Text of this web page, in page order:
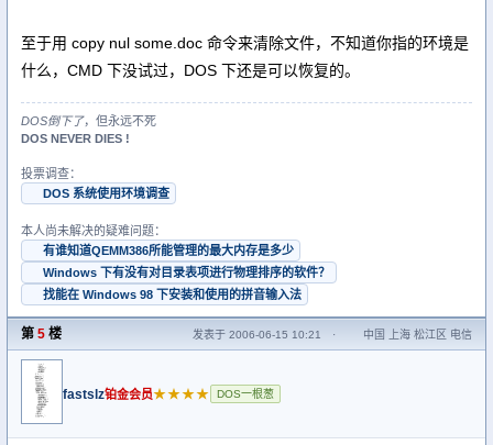
至于用 copy nul some.doc 命令来清除文件，不知道你指的环境是
什么，CMD 下没试过，DOS 下还是可以恢复的。
DOS倒下了，但永远不死
DOS NEVER DIES !
投票调查：
DOS 系统使用环境调查
本人尚未解决的疑难问题：
有谁知道QEMM386所能管理的最大内存是多少
Windows 下有没有对目录表项进行物理排序的软件？
找能在 Windows 98 下安装和使用的拼音输入法
第 5 楼 发表于 2006-06-15 10:21 · 中国 上海 松江区 电信
fastslz铂金会员★★★★ DOS一根葱